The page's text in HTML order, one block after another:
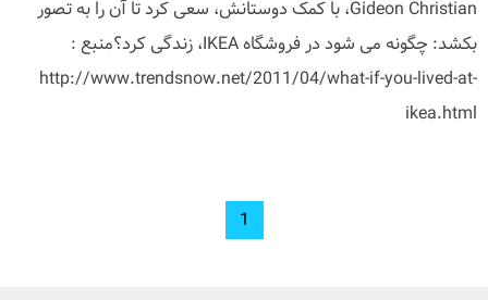
Gideon Christian، با کمک دوستانش، سعی کرد تا آن را به تصور
بکشد: چگونه می شود در فروشگاه IKEA، زندگی کرد؟منبع :
http://www.trendsnow.net/2011/04/what-if-you-lived-at-
ikea.html
1